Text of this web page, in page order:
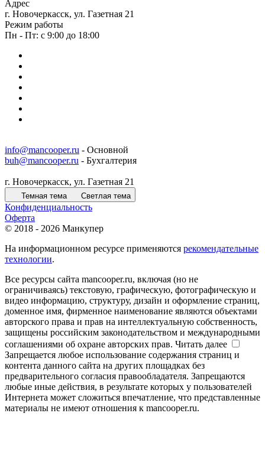
Адрес
г. Новочеркасск, ул. Газетная 21
Режим работы
Пн - Пт: с 9:00 до 18:00
info@mancooper.ru - Основной
buh@mancooper.ru - Бухгалтерия
г. Новочеркасск, ул. Газетная 21
Темная тема Светлая тема
Конфиденциальность
Оферта
© 2018 - 2026 Манкупер
На информационном ресурсе применяются рекомендательные
технологии.
Все ресурсы сайта mancooper.ru, включая (но не
ограничиваясь) текстовую, графическую, фотографическую и
видео информацию, структуру, дизайн и оформление страниц,
доменное имя, фирменное наименование являются объектами
авторского права и прав на интеллектуальную собственность,
защищены российским законодательством и международными
соглашениями об охране авторских прав. Читать далее
Запрещается любое использование содержания страниц и
контента данного сайта на других площадках без
предварительного согласия правообладателя. Запрещаются
любые иные действия, в результате которых у пользователей
Интернета может сложиться впечатление, что представленные
материалы не имеют отношения к mancooper.ru.